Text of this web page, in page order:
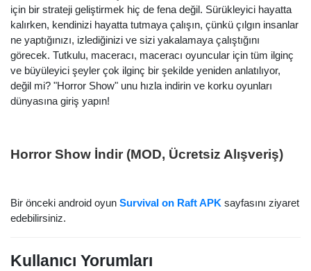
Arama
için bir strateji geliştirmek hiç de fena değil. Sürükleyici hayatta
kalırken, kendinizi hayatta tutmaya çalışın, çünkü çılgın insanlar
ne yaptığınızı, izlediğinizi ve sizi yakalamaya çalıştığını
görecek. Tutkulu, maceracı, maceracı oyuncular için tüm ilginç
ve büyüleyici şeyler çok ilginç bir şekilde yeniden anlatılıyor,
değil mi? "Horror Show" unu hızla indirin ve korku oyunları
dünyasına giriş yapın!
Horror Show İndir (MOD, Ücretsiz Alışveriş)
Bir önceki android oyun Survival on Raft APK sayfasını ziyaret
edebilirsiniz.
Kullanıcı Yorumları